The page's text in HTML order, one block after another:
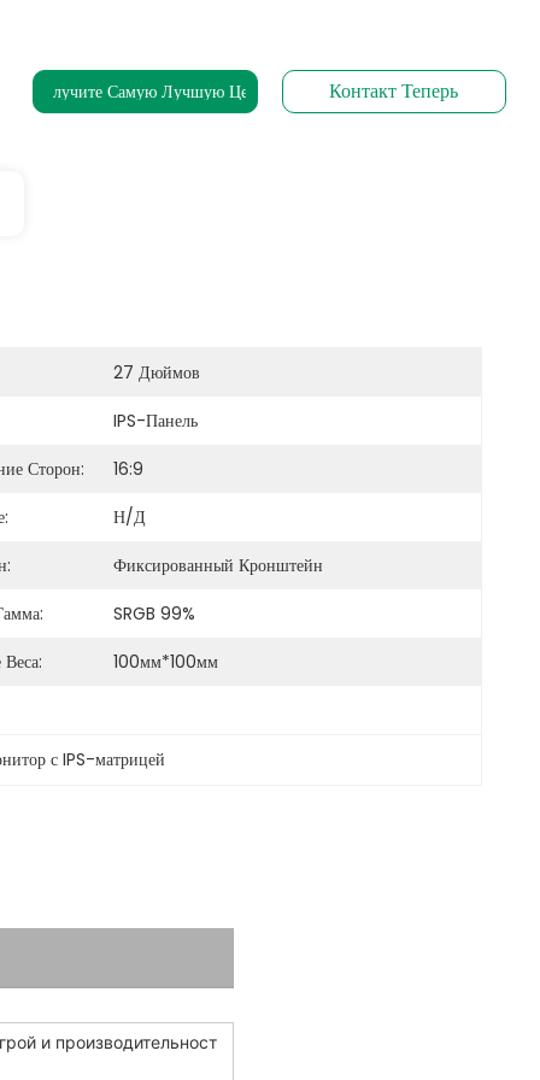
Получите Самую Лучшую Цену Контакт Теперь
27 Дюймов
IPS-Панель
Сторон:
16:9
Н/Д
Фиксированный Кронштейн
SRGB 99%
100мм*100мм
с IPS-матрицей
и производительност